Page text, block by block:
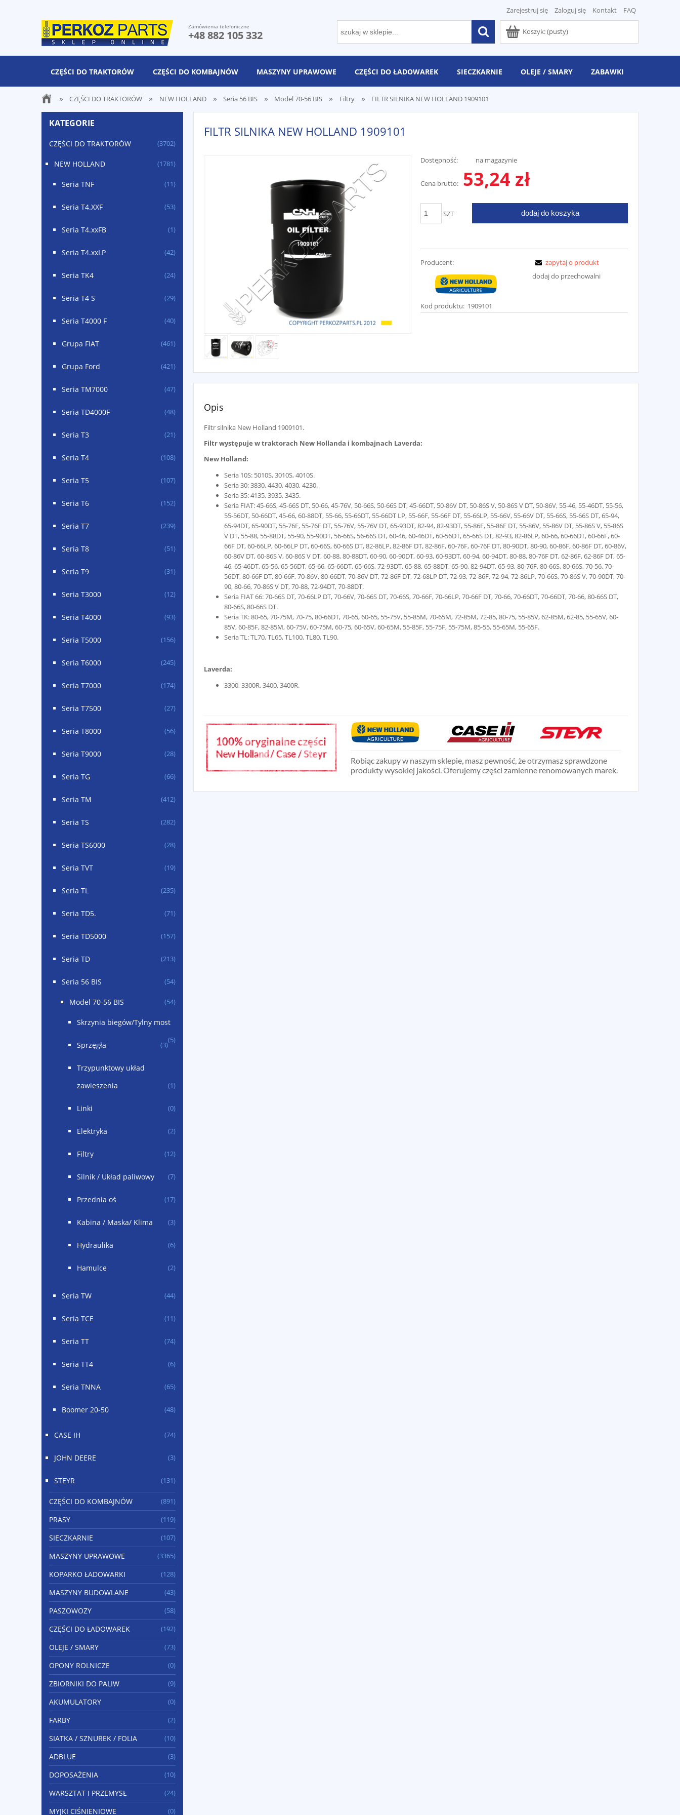
Zarejestruj się Zaloguj się Kontakt FAQ
Koszyk:(pusty)
Zamówienia telefoniczne
+48 882 105 332
CZĘŚCI DO TRAKTORÓW CZĘŚCI DO KOMBAJNÓW MASZYNY UPRAWOWE CZĘŚCI DO ŁADOWAREK SIECZKARNIE OLEJE / SMARY ZABAWKI
» CZĘŚCI DO TRAKTORÓW » NEW HOLLAND » Seria 56 BIS » Model 70-56 BIS » Filtry » FILTR SILNIKA NEW HOLLAND 1909101
KATEGORIE
CZĘŚCI DO TRAKTORÓW (3702)
NEW HOLLAND (1781)
Seria TNF (11)
Seria T4.XXF (53)
Seria T4.xxFB (1)
Seria T4.xxLP (42)
Seria TK4 (24)
Seria T4 S (29)
Seria T4000 F (40)
Grupa FIAT (461)
Grupa Ford (421)
Seria TM7000 (47)
Seria TD4000F (48)
Seria T3 (21)
Seria T4 (108)
Seria T5 (107)
Seria T6 (152)
Seria T7 (239)
Seria T8 (51)
Seria T9 (31)
Seria T3000 (12)
Seria T4000 (93)
Seria T5000 (156)
Seria T6000 (245)
Seria T7000 (174)
Seria T7500 (27)
Seria T8000 (56)
Seria T9000 (28)
Seria TG (66)
Seria TM (412)
Seria TS (282)
Seria TS6000 (28)
Seria TVT (19)
Seria TL (235)
Seria TD5. (71)
Seria TD5000 (157)
Seria TD (213)
Seria 56 BIS (54)
Model 70-56 BIS (54)
Skrzynia biegów/Tylny most
(5)
Sprzęgła (3)
Trzypunktowy układ
zawieszenia
(1)
Linki (0)
Elektryka (2)
Filtry (12)
Silnik / Układ paliwowy (7)
Przednia oś (17)
Kabina / Maska/ Klima (3)
Hydraulika (6)
Hamulce (2)
Seria TW (44)
Seria TCE (11)
Seria TT (74)
Seria TT4 (6)
Seria TNNA (65)
Boomer 20-50 (48)
CASE IH (74)
JOHN DEERE (3)
STEYR (131)
CZĘŚCI DO KOMBAJNÓW (891)
PRASY (119)
SIECZKARNIE (107)
MASZYNY UPRAWOWE (3365)
KOPARKO ŁADOWARKI (128)
MASZYNY BUDOWLANE (43)
PASZOWOZY (58)
CZĘŚCI DO ŁADOWAREK (192)
OLEJE / SMARY (73)
OPONY ROLNICZE (0)
ZBIORNIKI DO PALIW (9)
AKUMULATORY (0)
FARBY (2)
SIATKA / SZNUREK / FOLIA (10)
ADBLUE (3)
DOPOSAŻENIA (10)
WARSZTAT I PRZEMYSŁ (24)
MYJKI CIŚNIENIOWE (0)
FILTR SILNIKA NEW HOLLAND 1909101
Dostępność: na magazynie
Cena brutto: 53,24 zł
SZT dodaj do koszyka
Producent:
Kod produktu: 1909101
zapytaj o produkt
dodaj do przechowalni
Opis
Filtr silnika New Holland 1909101.
Filtr występuje w traktorach New Hollanda i kombajnach Laverda:
New Holland:
Seria 10S: 5010S, 3010S, 4010S.
Seria 30: 3830, 4430, 4030, 4230.
Seria 35: 4135, 3935, 3435.
Seria FIAT: 45-66S, 45-66S DT, 50-66, 45-76V, 50-66S, 50-66S DT, 45-66DT, 50-86V DT, 50-86S V, 50-86S V DT, 50-86V, 55-46, 55-46DT, 55-56,
55-56DT, 50-66DT, 45-66, 60-88DT, 55-66, 55-66DT, 55-66DT LP, 55-66F, 55-66F DT, 55-66LP, 55-66V, 55-66V DT, 55-66S, 55-66S DT, 65-94,
65-94DT, 65-90DT, 55-76F, 55-76F DT, 55-76V, 55-76V DT, 65-93DT, 82-94, 82-93DT, 55-86F, 55-86F DT, 55-86V, 55-86V DT, 55-86S V, 55-86S
V DT, 55-88, 55-88DT, 55-90, 55-90DT, 56-66S, 56-66S DT, 60-46, 60-46DT, 60-56DT, 65-66S DT, 82-93, 82-86LP, 60-66, 60-66DT, 60-66F, 60-
66F DT, 60-66LP, 60-66LP DT, 60-66S, 60-66S DT, 82-86LP, 82-86F DT, 82-86F, 60-76F, 60-76F DT, 80-90DT, 80-90, 60-86F, 60-86F DT, 60-86V,
60-86V DT, 60-86S V, 60-86S V DT, 60-88, 80-88DT, 60-90, 60-90DT, 60-93, 60-93DT, 60-94, 60-94DT, 80-88, 80-76F DT, 62-86F, 62-86F DT, 65-
46, 65-46DT, 65-56, 65-56DT, 65-66, 65-66DT, 65-66S, 72-93DT, 65-88, 65-88DT, 65-90, 82-94DT, 65-93, 80-76F, 80-66S, 80-66S, 70-56, 70-
56DT, 80-66F DT, 80-66F, 70-86V, 80-66DT, 70-86V DT, 72-86F DT, 72-68LP DT, 72-93, 72-86F, 72-94, 72-86LP, 70-66S, 70-86S V, 70-90DT, 70-
90, 80-66, 70-86S V DT, 70-88, 72-94DT, 70-88DT.
Seria FIAT 66: 70-66S DT, 70-66LP DT, 70-66V, 70-66S DT, 70-66S, 70-66F, 70-66LP, 70-66F DT, 70-66, 70-66DT, 70-66DT, 70-66, 80-66S DT,
80-66S, 80-66S DT.
Seria TK: 80-65, 70-75M, 70-75, 80-66DT, 70-65, 60-65, 55-75V, 55-85M, 70-65M, 72-85M, 72-85, 80-75, 55-85V, 62-85M, 62-85, 55-65V, 60-
85V, 60-85F, 82-85M, 60-75V, 60-75M, 60-75, 60-65V, 60-65M, 55-85F, 55-75F, 55-75M, 85-55, 55-65M, 55-65F.
Seria TL: TL70, TL65, TL100, TL80, TL90.
Laverda:
3300, 3300R, 3400, 3400R.